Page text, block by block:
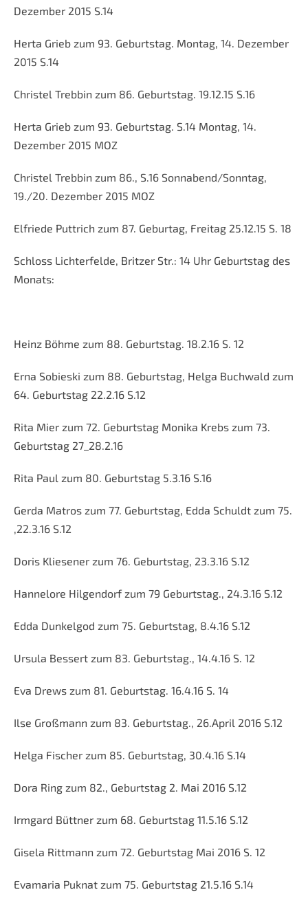
Dezember 2015 S.14
Herta Grieb zum 93. Geburtstag. Montag, 14. Dezember
2015 S.14
Christel Trebbin zum 86. Geburtstag. 19.12.15 S.16
Herta Grieb zum 93. Geburtstag. S.14 Montag, 14.
Dezember 2015 MOZ
Christel Trebbin zum 86., S.16 Sonnabend/Sonntag,
19./20. Dezember 2015 MOZ
Elfriede Puttrich zum 87. Geburtag, Freitag 25.12.15 S. 18
Schloss Lichterfelde, Britzer Str.: 14 Uhr Geburtstag des
Monats:
Heinz Böhme zum 88. Geburtstag. 18.2.16 S. 12
Erna Sobieski zum 88. Geburtstag, Helga Buchwald zum
64. Geburtstag 22.2.16 S.12
Rita Mier zum 72. Geburtstag Monika Krebs zum 73.
Geburtstag 27_28.2.16
Rita Paul zum 80. Geburtstag 5.3.16 S.16
Gerda Matros zum 77. Geburtstag, Edda Schuldt zum 75.
,22.3.16 S.12
Doris Kliesener zum 76. Geburtstag, 23.3.16 S.12
Hannelore Hilgendorf zum 79 Geburtstag., 24.3.16 S.12
Edda Dunkelgod zum 75. Geburtstag, 8.4.16 S.12
Ursula Bessert zum 83. Geburtstag., 14.4.16 S. 12
Eva Drews zum 81. Geburtstag. 16.4.16 S. 14
Ilse Großmann zum 83. Geburtstag., 26.April 2016 S.12
Helga Fischer zum 85. Geburtstag, 30.4.16 S.14
Dora Ring zum 82., Geburtstag 2. Mai 2016 S.12
Irmgard Büttner zum 68. Geburtstag 11.5.16 S.12
Gisela Rittmann zum 72. Geburtstag Mai 2016 S. 12
Evamaria Puknat zum 75. Geburtstag 21.5.16 S.14